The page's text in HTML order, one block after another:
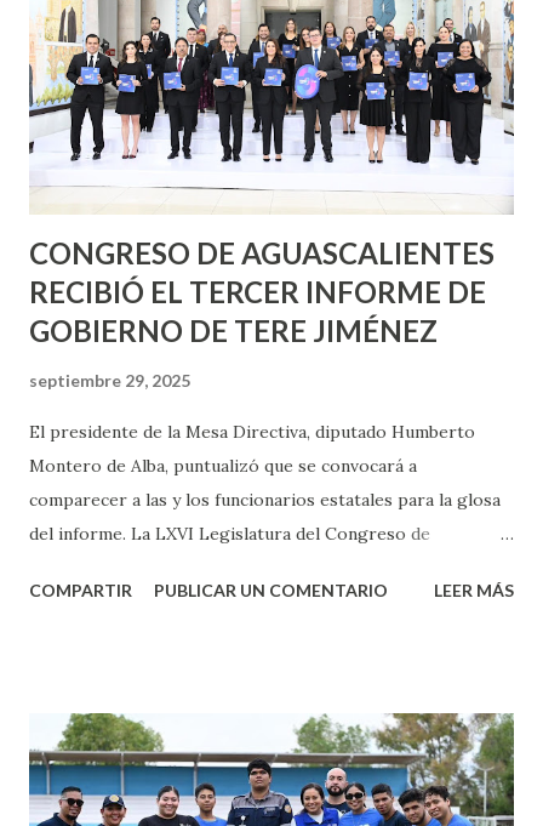
CONGRESO DE AGUASCALIENTES
RECIBIÓ EL TERCER INFORME DE
GOBIERNO DE TERE JIMÉNEZ
septiembre 29, 2025
El presidente de la Mesa Directiva, diputado Humberto
Montero de Alba, puntualizó que se convocará a
comparecer a las y los funcionarios estatales para la glosa
del informe. La LXVI Legislatura del Congreso de
gobernadora Tere Jiménez, en cumplimiento a lo dispuesto
presidente de la Mesa Directiva, diputado Humberto
Montero de Alba, así como de las y los integrantes de las
fracciones parlamentarias del PAN, PRI, PRD, MORENA,
COMPARTIR PUBLICAR UN COMENTARIO LEER MÁS